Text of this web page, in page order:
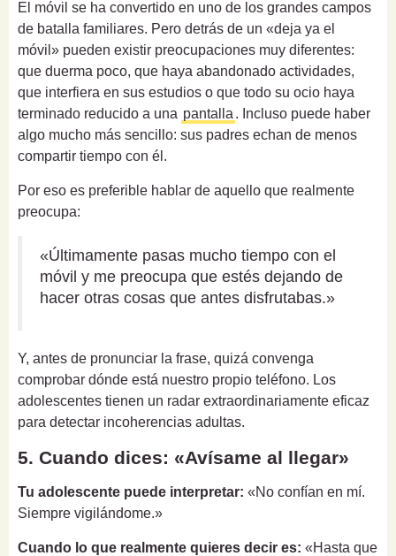
El móvil se ha convertido en uno de los grandes campos
de batalla familiares. Pero detrás de un «deja ya el
móvil» pueden existir preocupaciones muy diferentes:
que duerma poco, que haya abandonado actividades,
que interfiera en sus estudios o que todo su ocio haya
terminado reducido a una pantalla . Incluso puede haber
algo mucho más sencillo: sus padres echan de menos
compartir tiempo con él.
Por eso es preferible hablar de aquello que realmente
preocupa:
«Últimamente pasas mucho tiempo con el
móvil y me preocupa que estés dejando de
hacer otras cosas que antes disfrutabas.»
Y, antes de pronunciar la frase, quizá convenga
comprobar dónde está nuestro propio teléfono. Los
adolescentes tienen un radar extraordinariamente eficaz
para detectar incoherencias adultas.
5. Cuando dices: «Avísame al llegar»
Tu adolescente puede interpretar: «No confían en mí.
Siempre vigilándome.»
Cuando lo que realmente quieres decir es: «Hasta que